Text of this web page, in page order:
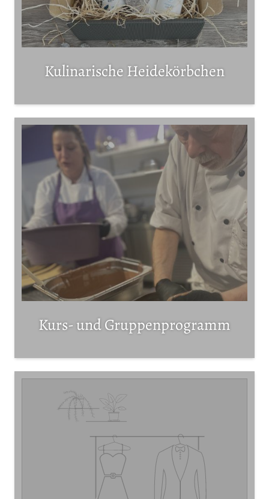
Kulinarische Heidekörbchen
Kurs- und Gruppenprogramm